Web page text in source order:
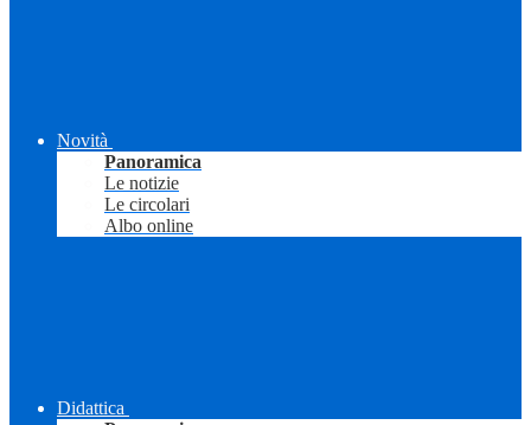
Novità
Panoramica
Le notizie
Le circolari
Albo online
Didattica